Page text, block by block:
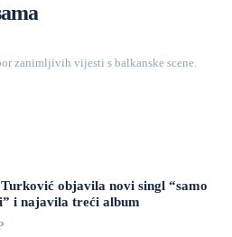
zanimljivih vijesti s balkanske scene.
objavila novi singl “samo
i najavila treći album